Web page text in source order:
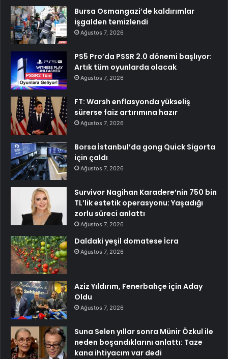
Bursa Osmangazi’de kaldırımlar
işgalden temizlendi
Ağustos 7, 2026
PS5 Pro’da PSSR 2.0 dönemi başlıyor:
Artık tüm oyunlarda olacak
Ağustos 7, 2026
FT: Warsh enflasyonda yükseliş
sürerse faiz artırımına hazır
Ağustos 7, 2026
Borsa İstanbul’da gong Quick Sigorta
için çaldı
Ağustos 7, 2026
Survivor Nagihan Karadere’nin 750 bin
TL’lik estetik operasyonu: Yaşadığı
zorlu süreci anlattı
Ağustos 7, 2026
Daldaki yeşil domatese İcra
Ağustos 7, 2026
Aziz Yıldırım, Fenerbahçe için Aday
Oldu
Ağustos 7, 2026
Suna Selen yıllar sonra Münir Özkul ile
neden boşandıklarını anlattı: Taze
kana ihtiyacım var dedi